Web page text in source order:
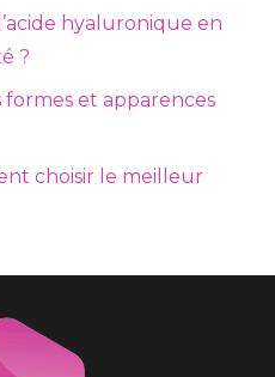
hyaluronique en
?
et apparences
choisir le meilleur